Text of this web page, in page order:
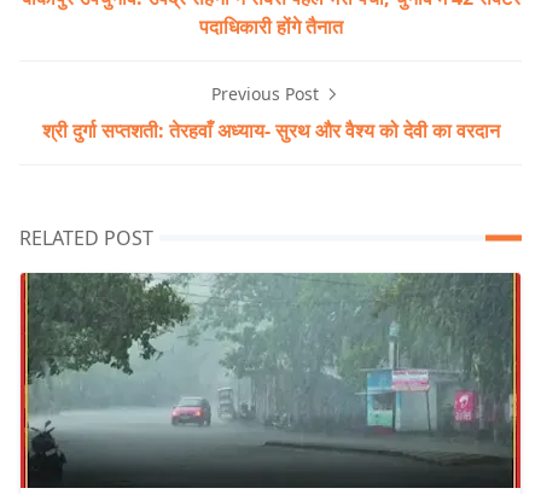
पदाधिकारी होंगे तैनात
Previous Post
श्री दुर्गा सप्तशती: तेरहवाँ अध्याय- सुरथ और वैश्य को देवी का वरदान
RELATED POST